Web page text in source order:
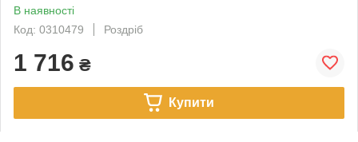
В наявності
Код: 0310479
Роздріб
1 716 ₴
Купити